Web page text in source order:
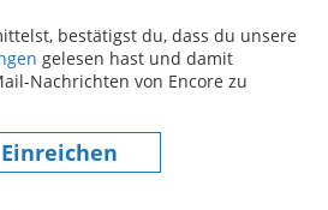
bestätigst du, dass du unsere
(dieser Inhalt öffnet sich in einem
gelesen hast und damit
Nachrichten von Encore zu
Einreichen